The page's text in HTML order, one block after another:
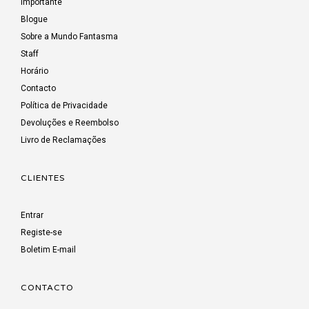
Blogue
Sobre a Mundo Fantasma
Staff
Horário
Contacto
Política de Privacidade
Devoluções e Reembolso
Livro de Reclamações
CLIENTES
Entrar
Registe-se
Boletim E-mail
CONTACTO